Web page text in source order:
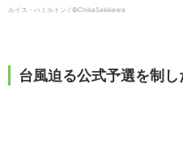
ルイス・ハミルトン / ©ChikaSakikawa
台風迫る公式予選を制